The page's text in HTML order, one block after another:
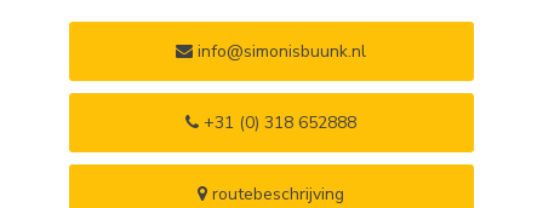
info@simonisbuunk.nl
+31 (0) 318 652888
routebeschrijving